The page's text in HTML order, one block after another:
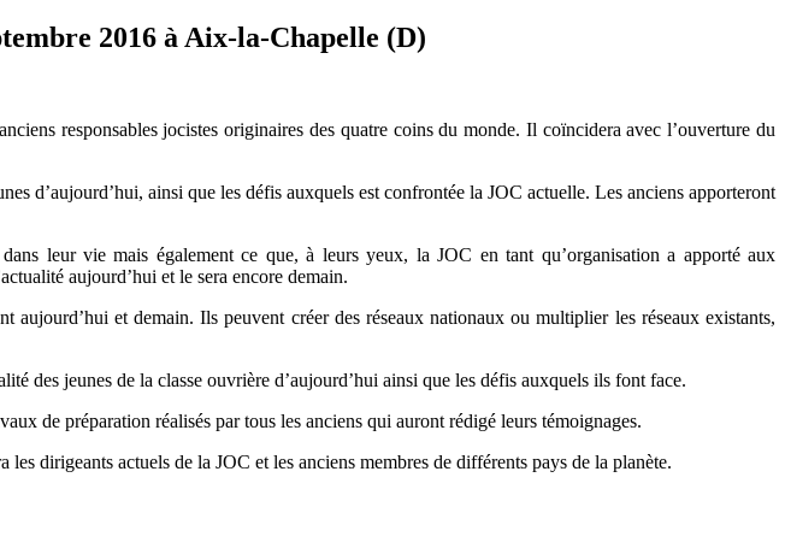
2016 à Aix-la-Chapelle (D)
responsables jocistes originaires des quatre coins du monde. Il coïncidera avec l’ouverture du
d’aujourd’hui, ainsi que les défis auxquels est confrontée la JOC actuelle. Les anciens apporteront
leur vie mais également ce que, à leurs yeux, la JOC en tant qu’organisation a apporté aux
aujourd’hui et le sera encore demain.
et demain. Ils peuvent créer des réseaux nationaux ou multiplier les réseaux existants,
des jeunes de la classe ouvrière d’aujourd’hui ainsi que les défis auxquels ils font face.
de préparation réalisés par tous les anciens qui auront rédigé leurs témoignages.
dirigeants actuels de la JOC et les anciens membres de différents pays de la planète.